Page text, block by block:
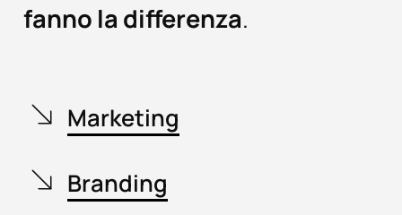
fanno la differenza.
Marketing
Branding